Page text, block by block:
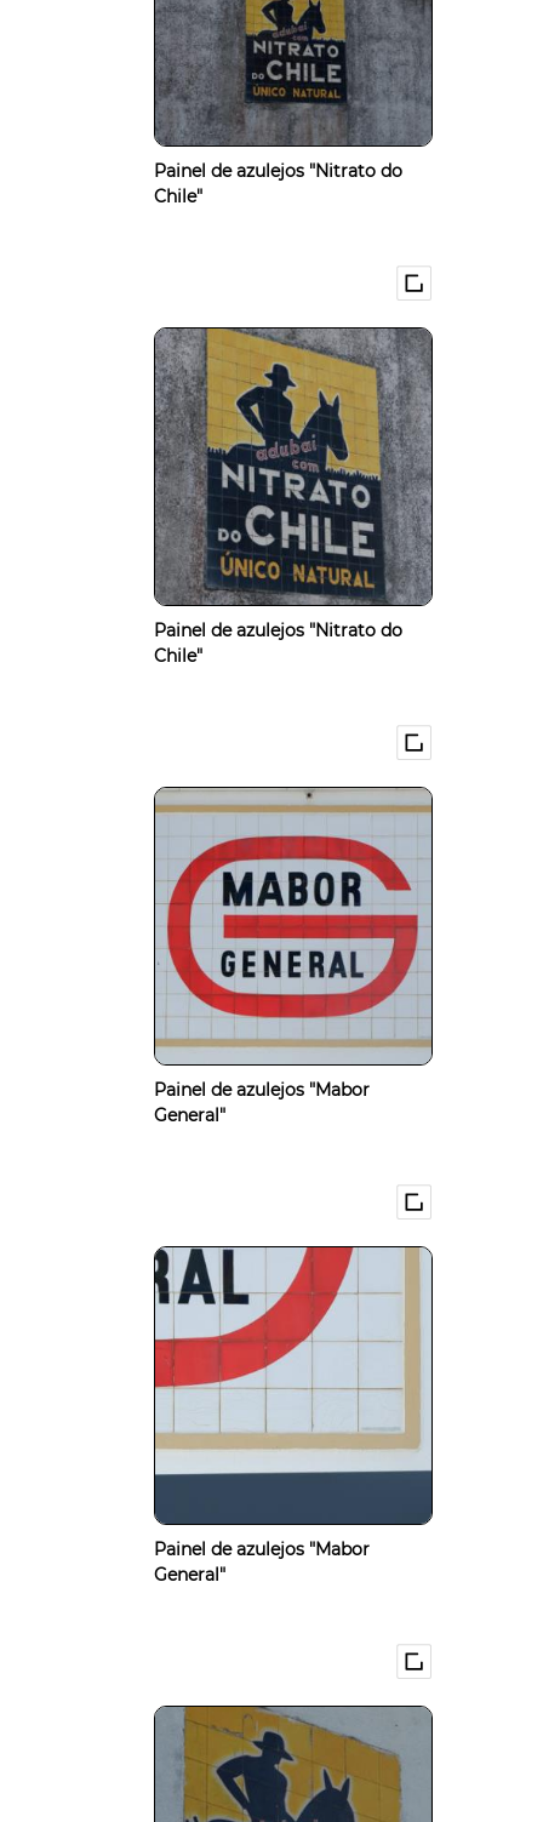
Painel de azulejos "Nitrato do
Chile"
Painel de azulejos "Nitrato do
Chile"
Painel de azulejos "Mabor
General"
Painel de azulejos "Mabor
General"